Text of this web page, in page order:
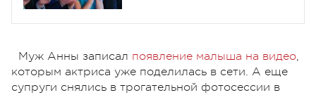
Муж Анны записал появление малыша на видео,
которым актриса уже поделилась в сети. А еще
супруги снялись в трогательной фотосессии в